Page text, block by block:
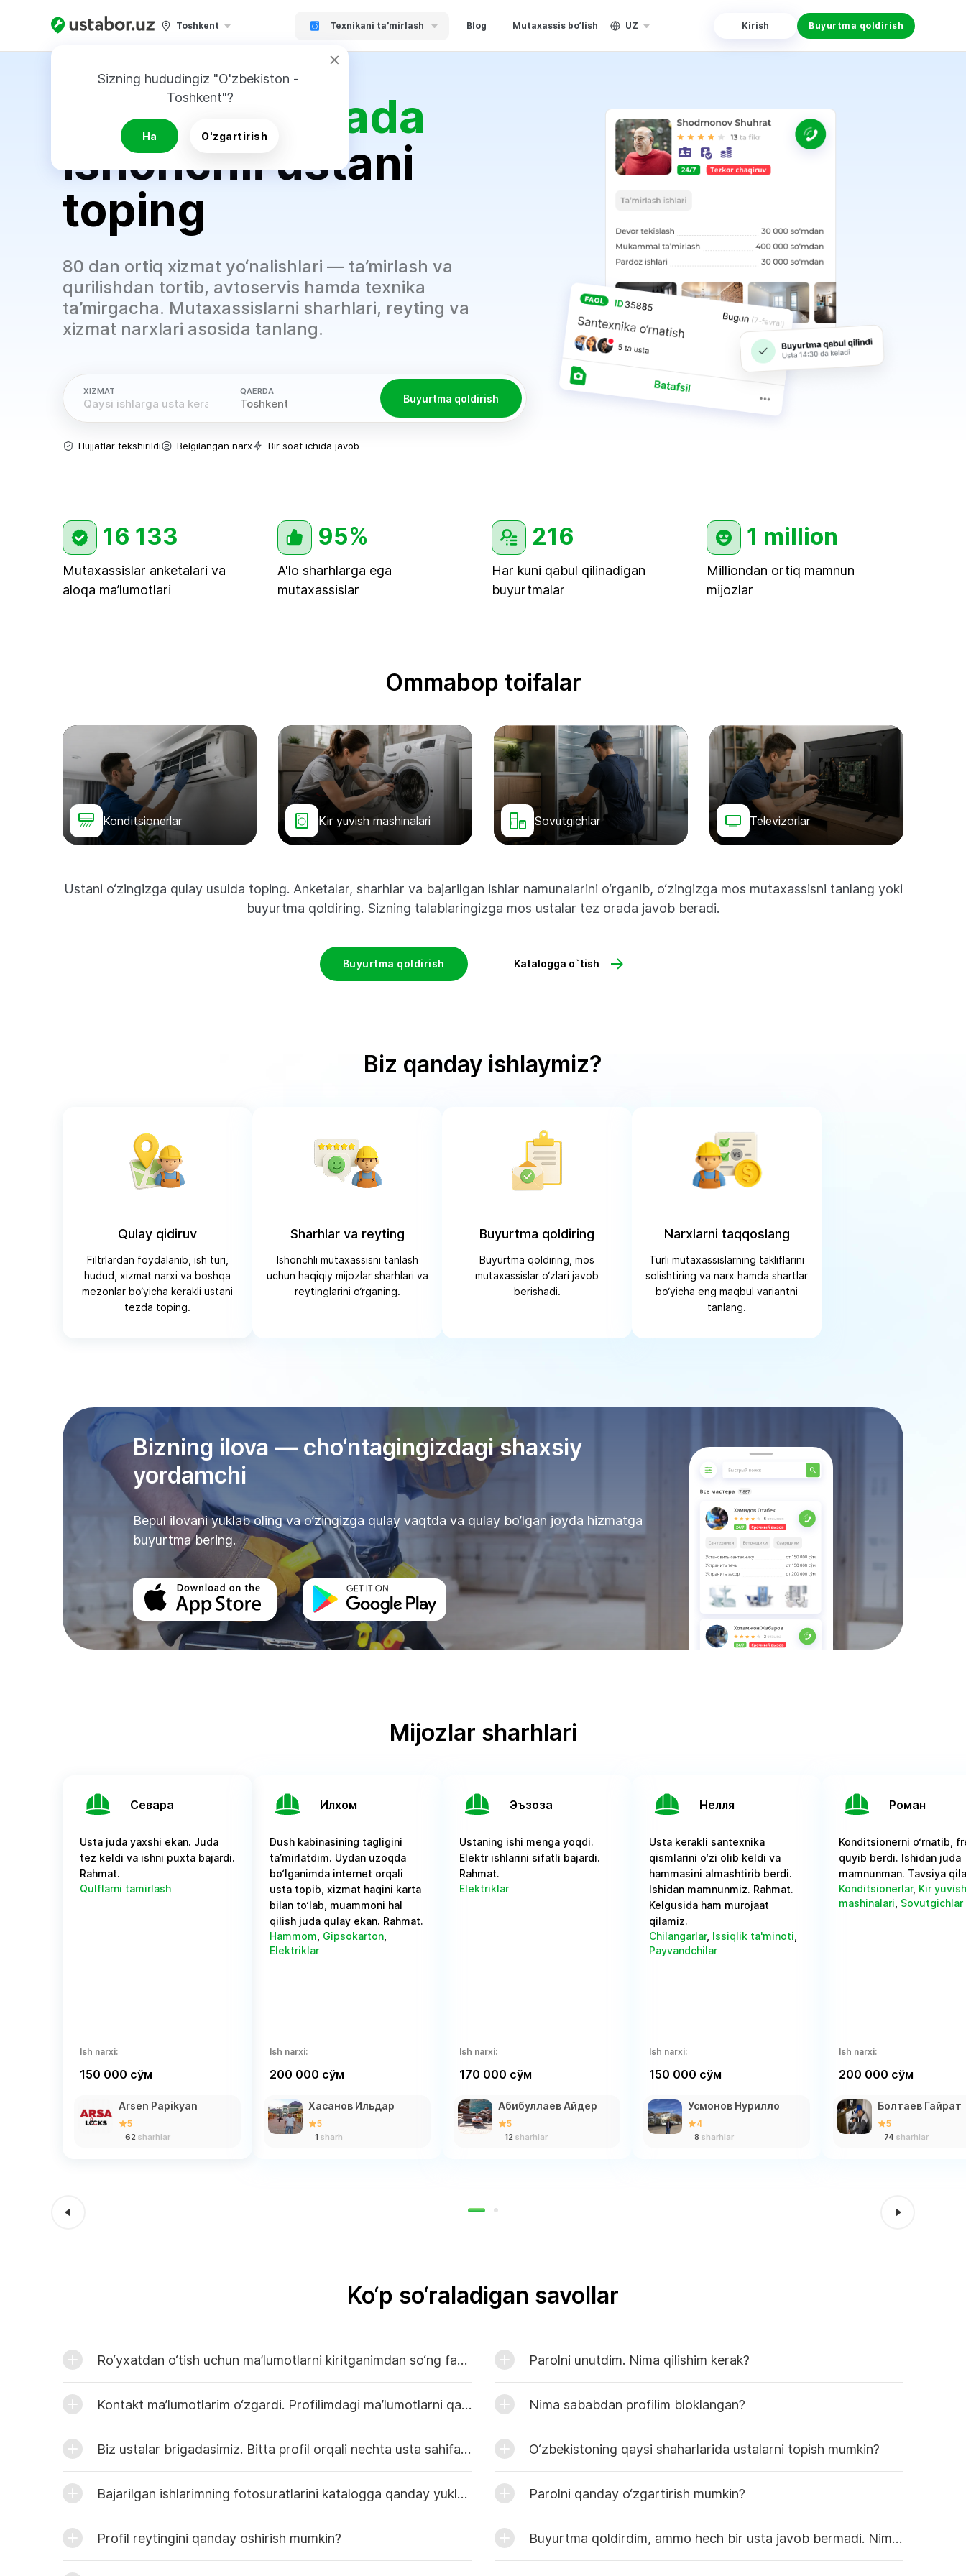
Toshkent Texnikani ta’mirlash Blog Mutaxassis bo‘lish UZ Kirish Buyurtma qoldirish
Sizning hududingiz "O'zbekiston -
Toshkent"?
Ha O'zgartirish
Atigi5 daqiqada
ishonchli ustani
toping
80 dan ortiq xizmat yo‘nalishlari — ta’mirlash va
qurilishdan tortib, avtoservis hamda texnika
ta’mirgacha. Mutaxassislarni sharhlari, reyting va
xizmat narxlari asosida tanlang.
XIZMAT QAERDA
Buyurtma qoldirish
Hujjatlar tekshirildi Belgilangan narx Bir soat ichida javob
16 133
Mutaxassislar anketalari va
aloqa ma’lumotlari
95%
A'lo sharhlarga ega
mutaxassislar
216
Har kuni qabul qilinadigan
buyurtmalar
1 million
Milliondan ortiq mamnun
mijozlar
Ommabop toifalar
Konditsionerlar Kir yuvish mashinalari Sovutgichlar Televizorlar
Ustani o‘zingizga qulay usulda toping. Anketalar, sharhlar va bajarilgan ishlar namunalarini o‘rganib, o‘zingizga mos mutaxassisni tanlang yoki
buyurtma qoldiring. Sizning talablaringizga mos ustalar tez orada javob beradi.
Buyurtma qoldirish Katalogga o`tish
Biz qanday ishlaymiz?
Qulay qidiruv
Filtrlardan foydalanib, ish turi,
hudud, xizmat narxi va boshqa
mezonlar bo‘yicha kerakli ustani
tezda toping.
Sharhlar va reyting
Ishonchli mutaxassisni tanlash
uchun haqiqiy mijozlar sharhlari va
reytinglarini o‘rganing.
Buyurtma qoldiring
Buyurtma qoldiring, mos
mutaxassislar o‘zlari javob
berishadi.
Narxlarni taqqoslang
Turli mutaxassislarning takliflarini
solishtiring va narx hamda shartlar
bo‘yicha eng maqbul variantni
tanlang.
Bizning ilova — cho‘ntagingizdagi shaxsiy
yordamchi
Bepul ilovani yuklab oling va o’zingizga qulay vaqtda va qulay bo’lgan joyda hizmatga
buyurtma bering.
Mijozlar sharhlari
Севара
Usta juda yaxshi ekan. Juda
tez keldi va ishni puxta bajardi.
Rahmat.
Qulflarni tamirlash
Ish narxi:
150 000 сўм
Arsen Papikyan
5
62 sharhlar
Илхом
Dush kabinasining tagligini
ta’mirlatdim. Uydan uzoqda
bo‘lganimda internet orqali
usta topib, xizmat haqini karta
bilan to‘lab, muammoni hal
qilish juda qulay ekan. Rahmat.
Hammom Gipsokarton
Elektriklar
Ish narxi:
200 000 сўм
Хасанов Ильдар
5
1 sharh
Эъзоза
Ustaning ishi menga yoqdi.
Elektr ishlarini sifatli bajardi.
Rahmat.
Elektriklar
Ish narxi:
170 000 сўм
Абибуллаев Айдер
5
12 sharhlar
Нелля
Usta kerakli santexnika
qismlarini o‘zi olib keldi va
hammasini almashtirib berdi.
Ishidan mamnunmiz. Rahmat.
Kelgusida ham murojaat
qilamiz.
Chilangarlar, Issiqlik ta'minoti
Payvandchilar
Ish narxi:
150 000 сўм
Усмонов Нурилло
4
8 sharhlar
Роман
Konditsionerni o‘rnatib,
quyib berdi. Ishidan juda
mamnunman. Tavsiya
Konditsionerlar, Kir yuvish
mashinalari Sovutgichlar
Ish narxi:
200 000 сўм
Болтаев Гайрат
5
74 sharhlar
Ko‘p so‘raladigan savollar
Ro‘yxatdan o‘tish uchun ma’lumotlarni kiritganimdan so‘ng faollashtirish havolasi yuborilgan xatni olmadim. Nima qilishim kerak?
Kontakt ma’lumotlarim o‘zgardi. Profilimdagi ma’lumotlarni qanday tahrirlashim mumkin?
Biz ustalar brigadasimiz. Bitta profil orqali nechta usta sahifasini yaratish mumkin?
Bajarilgan ishlarimning fotosuratlarini katalogga qanday yuklashim mumkin?
Profil reytingini qanday oshirish mumkin?
Parolni unutdim. Nima qilishim kerak?
Nima sababdan profilim bloklangan?
O‘zbekistoning qaysi shaharlarida ustalarni topish mumkin?
Parolni qanday o‘zgartirish mumkin?
Buyurtma qoldirdim, ammo hech bir usta javob bermadi. Nima qilishim kerak?